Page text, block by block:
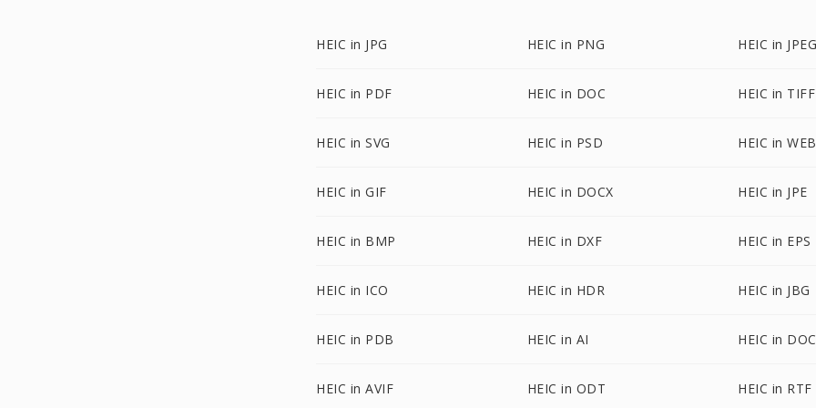
HEIC in JPG HEIC in PNG HEIC in JPEG
HEIC in PDF HEIC in DOC HEIC in TIFF
HEIC in SVG HEIC in PSD HEIC in
HEIC in GIF HEIC in DOCX HEIC in JPE
HEIC in BMP HEIC in DXF HEIC in EPS
HEIC in ICO HEIC in HDR HEIC in JBG
HEIC in PDB HEIC in AI HEIC in
HEIC in AVIF HEIC in ODT HEIC in RTF